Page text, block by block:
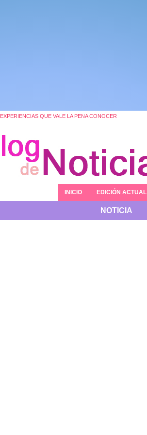
EXPERIENCIAS QUE VALE LA PENA CONOCER
INICIO EDICIÓN ACTUAL
NOTICIA